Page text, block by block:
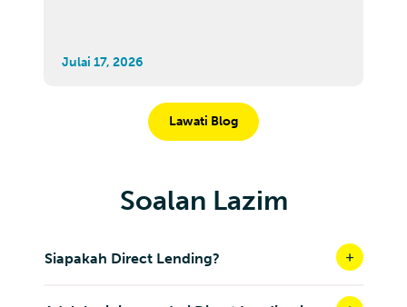
Julai 17, 2026
Lawati Blog
Soalan Lazim
Siapakah Direct Lending?